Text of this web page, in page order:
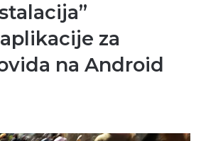
za
na Android